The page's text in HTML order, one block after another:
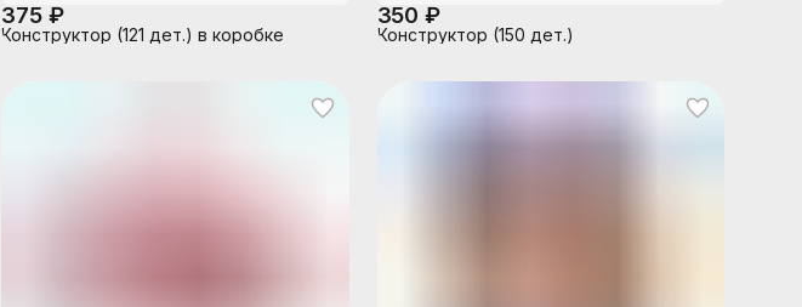
375 ₽
Конструктор (121 дет.) в коробке
350 ₽
Конструктор (150 дет.)